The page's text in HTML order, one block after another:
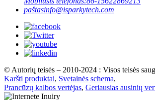
paštasinfo@isparkytech.com
© Autorių teisės – 2010-2024 : Visos teisės
Karšti produktai, Svetainės schema,
Prancūzų kalbos vertėjas, Geriausias ausinių